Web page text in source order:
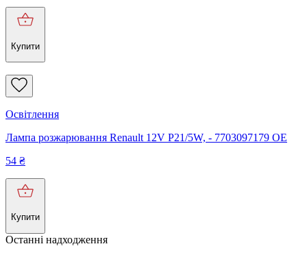
Купити
Освітлення
Лампа розжарювання Renault 12V P21/5W, - 7703097179 OE
54 ₴
Купити
Останні надходження